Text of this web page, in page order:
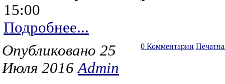
15:00
Подробнее...
0 Комментарии
Опубликовано 25
Июля 2016Admin